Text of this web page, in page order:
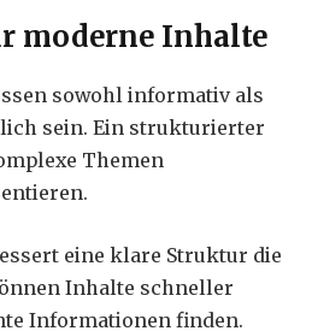
moderne Inhalte
sowohl informativ als
sein. Ein strukturierter
Themen
eine klare Struktur die
Inhalte schneller
Informationen finden.